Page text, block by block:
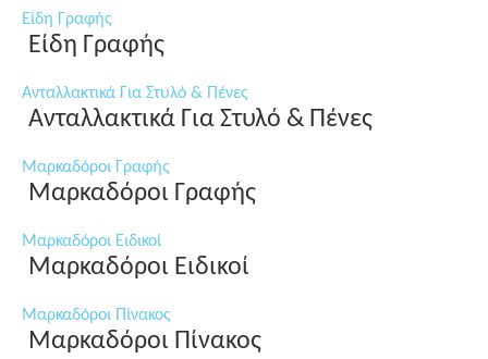
Είδη Γραφής
Είδη Γραφής
Ανταλλακτικά Για Στυλό & Πένες
Ανταλλακτικά Για Στυλό & Πένες
Μαρκαδόροι Γραφής
Μαρκαδόροι Γραφής
Μαρκαδόροι Ειδικοί
Μαρκαδόροι Ειδικοί
Μαρκαδόροι Πίνακος
Μαρκαδόροι Πίνακος